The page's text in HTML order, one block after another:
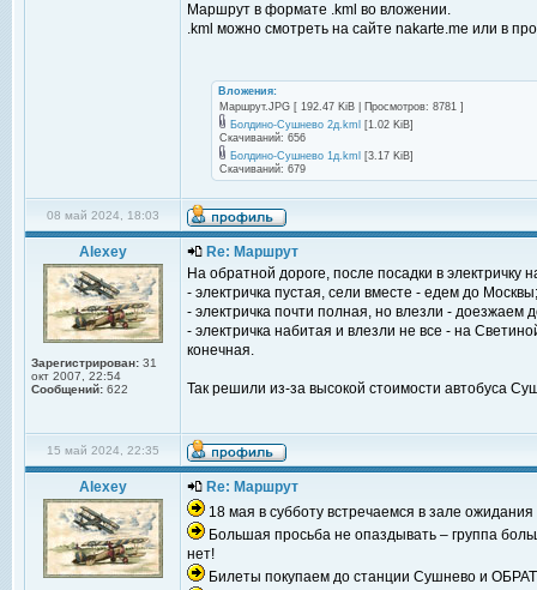
Маршрут в формате .kml во вложении.
.kml можно смотреть на сайте nakarte.me или в
Вложения:
Маршрут.JPG [ 192.47 KiB | Просмотров: 8781 ]
Болдино-Сушнево 2д.kml
[1.02 KiB]
Скачиваний: 656
Болдино-Сушнево 1д.kml
[3.17 KiB]
Скачиваний: 679
08 май 2024, 18:03
Alexey
Зарегистрирован: 31
окт 2007, 22:54
Сообщений: 622
Re: Маршрут
На обратной дороге, после посадки в электричку
- электричка пустая, сели вместе - едем до Москвы;
- электричка почти полная, но влезли - доезжаем
- электричка набитая и влезли не все - на
конечная.
Так решили из-за высокой стоимости автобуса
15 май 2024, 22:35
Alexey
Re: Маршрут
18 мая в субботу встречаемся в зале
Большая просьба не опаздывать – группа
нет!
Билеты покупаем до станции Сушнево и